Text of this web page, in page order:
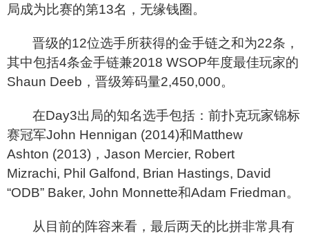
局成为比赛的第13名，无缘钱圈。
晋级的12位选手所获得的金手链之和为22条，
其中包括4条金手链兼2018 WSOP年度最佳玩家的
Shaun Deeb，晋级筹码量2,450,000。
在Day3出局的知名选手包括：前扑克玩家锦标
赛冠军John Hennigan (2014)和Matthew
Ashton (2013)，Jason Mercier, Robert
Mizrachi, Phil Galfond, Brian Hastings, David
“ODB” Baker, John Monnette和Adam Friedman。
从目前的阵容来看，最后两天的比拼非常具有